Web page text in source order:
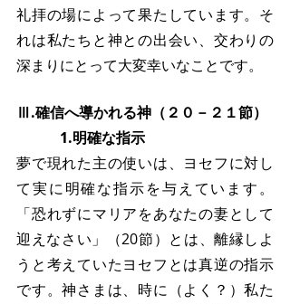
礼拝の場によって果たしています。そ
れは私たちと神との出会い、交わりの
深まりにとって大変幸いなことです。
Ⅲ.確信へ導かれる神（２０－２１節）
1.明確な指示
夢で現れた主の使いは、ヨセフに対し
て実に明確な指示を与えています。
「恐れずにマリアをあなたの妻として
迎えなさい」（20節）とは、離縁しよ
うと考えていたヨセフとは真逆の指示
です。神さまは、時に（よく？）私た